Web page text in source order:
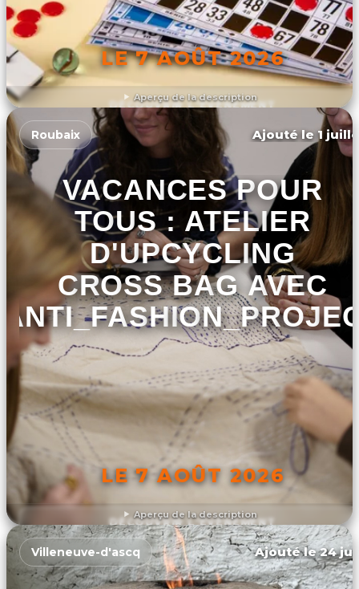
Aperçu de la description
LE 7 AOÛT 2026
DÉCOUVRIR L'ÉVÉNEMENT
Aperçu de la description
Roubaix Ajouté le 1
VACANCES POUR
TOUS : ATELIER
D'UPCYCLING
CROSS BAG AVEC
LE 7 AOÛT 2026
DÉCOUVRIR L'ÉVÉNEMENT
Villeneuve-d'ascq Ajouté le 24